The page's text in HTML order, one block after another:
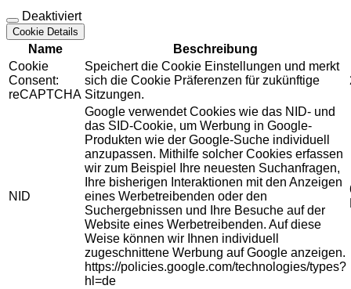
Deaktiviert
Cookie Details
Name
Beschreibung
Cookie
Consent:
reCAPTCHA
Speichert die Cookie Einstellungen und merkt
sich die Cookie Präferenzen für zukünftige
Sitzungen.
NID
Google verwendet Cookies wie das NID- und
das SID-Cookie, um Werbung in Google-
Produkten wie der Google-Suche individuell
anzupassen. Mithilfe solcher Cookies erfassen
wir zum Beispiel Ihre neuesten Suchanfragen,
Ihre bisherigen Interaktionen mit den Anzeigen
eines Werbetreibenden oder den
Suchergebnissen und Ihre Besuche auf der
Website eines Werbetreibenden. Auf diese
Weise können wir Ihnen individuell
zugeschnittene Werbung auf Google anzeigen.
https://policies.google.com/technologies/types?
hl=de